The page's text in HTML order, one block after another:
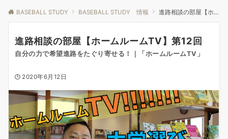
BASEBALL STUDY BASEBALL STUDY 情報 進路相談の部屋【ホームルームTV】第12回
進路相談の部屋【ホームルームTV】第12回
自分の力で希望進路をたぐり寄せる！｜「ホームルームTV」
2020年6月12日